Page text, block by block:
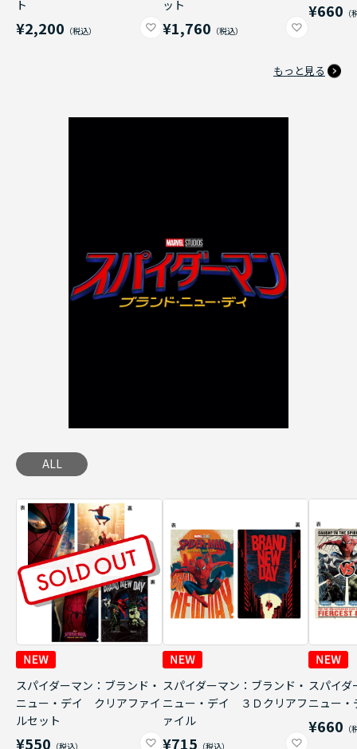
ト
¥2,200
ット
¥1,760
¥660
もっと見る
ALL
スパイダーマン：ブランド・
ニュー・デイ クリアファイ
ルセット
¥550
スパイダーマン：ブランド・
ニュー・デイ ３Ｄクリアフ
ァイル
¥715
スパイダ
ニュー
¥660